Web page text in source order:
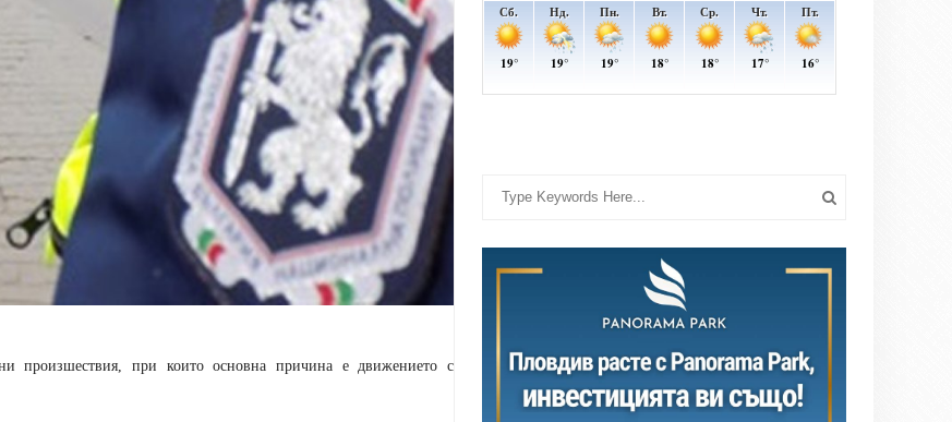
произшествия, при които основна причина е движението с